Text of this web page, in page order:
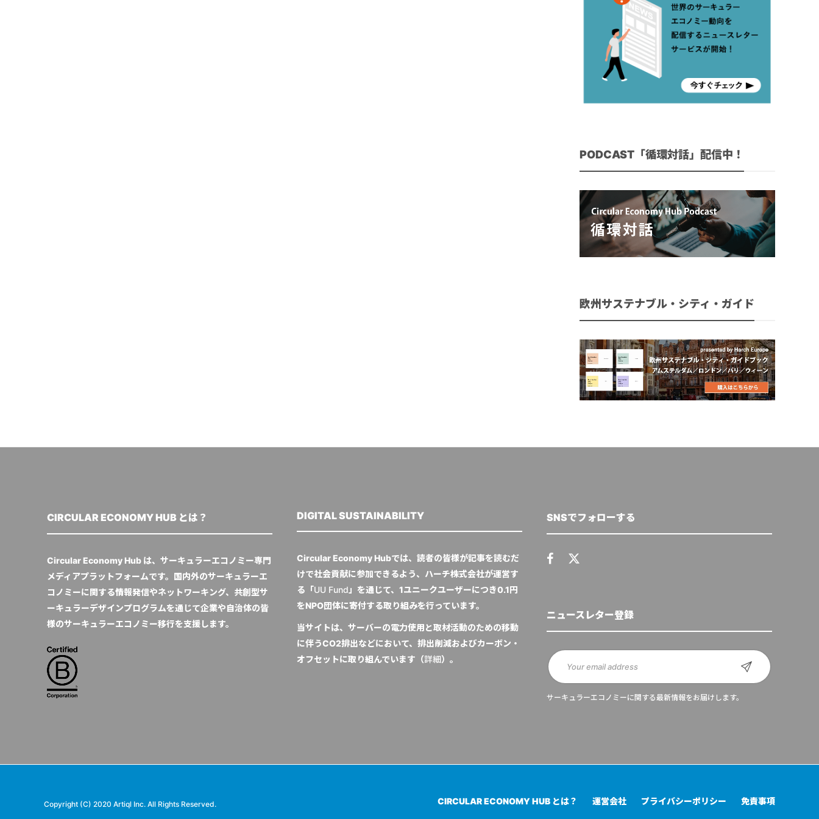
PODCAST「循環対話」配信中！
欧州サステナブル・シティ・ガイド
CIRCULAR ECONOMY HUB とは？
Circular Economy Hub は、サーキュラーエコノミー専門
メディアプラットフォームです。国内外のサーキュラーエ
コノミーに関する情報発信やネットワーキング、共創型サ
ーキュラーデザインプログラムを通じて企業や自治体の皆
様のサーキュラーエコノミー移行を支援します。
DIGITAL SUSTAINABILITY
Circular Economy Hubでは、読者の皆様が記事を読むだ
けで社会貢献に参加できるよう、ハーチ株式会社が運営す
る「UU Fund」を通じて、1ユニークユーザーにつき0.1円
をNPO団体に寄付する取り組みを行っています。
当サイトは、サーバーの電力使用と取材活動のための移動
に伴うCO2排出などにおいて、排出削減およびカーボン・
オフセットに取り組んでいます（詳細）。
SNSでフォローする
ニュースレター登録
サーキュラーエコノミーに関する最新情報をお届けします。
Copyright (C) 2020 Artiql Inc. All Rights Reserved. CIRCULAR ECONOMY HUB とは？ 運営会社 プライバシーポリシー 免責事項